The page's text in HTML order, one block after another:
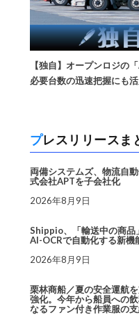
【独自】オープンロジの
必要台数の迅速把握にも
プレスリリース
両備システムズ、物流自
式会社APTを子会社化
2026年8月9日
Shippio、「輸送中の商
AI-OCRで自動化する新機
2026年8月9日
栗林商船／夏の安全運航
強化。今年から船員への
なるファン付き作業服の